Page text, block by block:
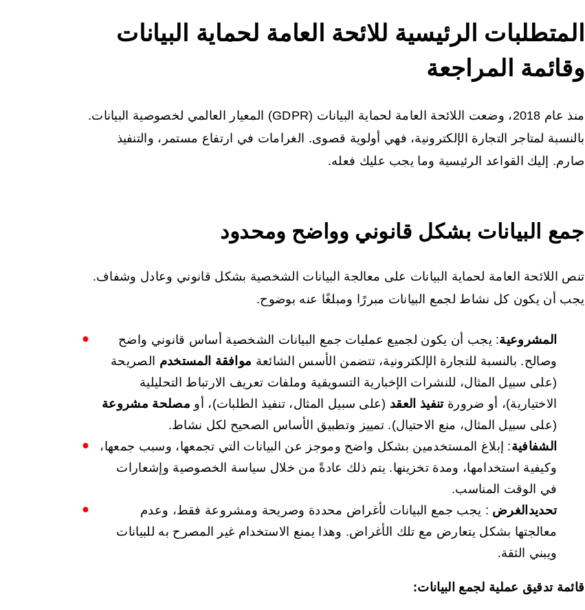
المتطلبات الرئيسية للائحة العامة لحماية البيانات
وقائمة المراجعة
منذ عام 2018، وضعت اللائحة العامة لحماية البيانات (GDPR) المعيار العالمي لخصوصية البيانات.
بالنسبة لمتاجر التجارة الإلكترونية، فهي أولوية قصوى. الغرامات في ارتفاع مستمر، والتنفيذ
صارم. إليك القواعد الرئيسية وما يجب عليك فعله.
جمع البيانات بشكل قانوني وواضح ومحدود
تنص اللائحة العامة لحماية البيانات على معالجة البيانات الشخصية بشكل قانوني وعادل وشفاف.
يجب أن يكون كل نشاط لجمع البيانات مبررًا ومبلغًا عنه بوضوح.
المشروعية: يجب أن يكون لجميع عمليات جمع البيانات الشخصية أساس قانوني واضح
وصالح. بالنسبة للتجارة الإلكترونية، تتضمن الأسس الشائعة موافقة المستخدم الصريحة
(على سبيل المثال، للنشرات الإخبارية التسويقية وملفات تعريف الارتباط التحليلية
الاختيارية)، أو ضرورةتنفيذ العقد (على سبيل المثال، تنفيذ الطلبات)، أو مصلحة مشروعة
(على سبيل المثال، منع الاحتيال). تمييز وتطبيق الأساس الصحيح لكل نشاط.
الشفافية: إبلاغ المستخدمين بشكل واضح وموجز عن البيانات التي تجمعها، وسبب جمعها،
وكيفية استخدامها، ومدة تخزينها. يتم ذلك عادةً من خلال سياسة الخصوصية وإشعارات
في الوقت المناسب.
تحديد الغرض : يجب جمع البيانات لأغراض محددة وصريحة ومشروعة فقط، وعدم
معالجتها بشكل يتعارض مع تلك الأغراض. وهذا يمنع الاستخدام غير المصرح به للبيانات
ويبني الثقة.
قائمة تدقيق عملية لجمع البيانات: